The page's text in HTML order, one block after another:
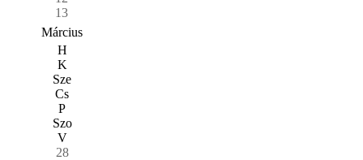
13
Március
H
K
Sze
Cs
P
Szo
V
28